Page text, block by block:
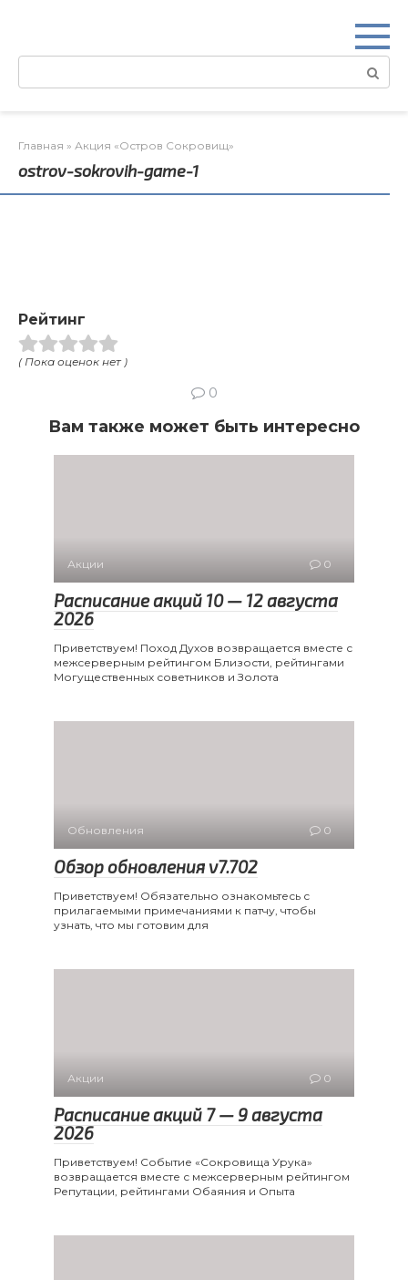
Поиск:
Главная » Акция «Остров Сокровищ»
ostrov-sokrovih-game-1
Рейтинг
( Пока оценок нет )
0
Вам также может быть интересно
Акции 0
Расписание акций 10 — 12 августа
2026
Приветствуем! Поход Духов возвращается вместе с
межсерверным рейтингом Близости, рейтингами
Могущественных советников и Золота
Обновления 0
Обзор обновления v7.702
Приветствуем! Обязательно ознакомьтесь с
прилагаемыми примечаниями к патчу, чтобы
узнать, что мы готовим для
Акции 0
Расписание акций 7 — 9 августа
2026
Приветствуем! Событие «Сокровища Урука»
возвращается вместе с межсерверным рейтингом
Репутации, рейтингами Обаяния и Опыта